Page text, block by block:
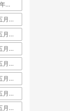
2026年四川五月花技师学院教师招聘,五月花老师工资待遇
四川五月花技师学院好不好
四川五月花技师学院是大专吗
四川五月花技师学院招聘
四川五月花技师学院升学班
四川五月花技师学院有什么专业
四川五月花技师学院好不好大家觉得
四川五月花技师学院是什么学校全日制技师院校